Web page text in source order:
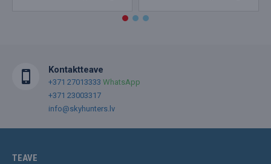
Kontaktteave
+371 27013333 WhatsApp
+371 23003317
info@skyhunters.lv
TEAVE